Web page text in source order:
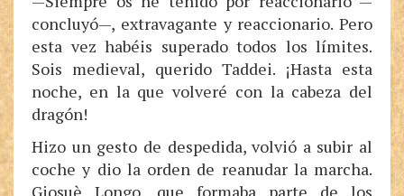
concluyó—, extravagante y reaccionario. Pero
esta vez habéis superado todos los límites.
Sois medieval, querido Taddei. ¡Hasta esta
noche, en la que volveré con la cabeza del
dragón!
Hizo un gesto de despedida, volvió a subir al
coche y dio la orden de reanudar la marcha.
Giosuè Longo, que formaba parte de los